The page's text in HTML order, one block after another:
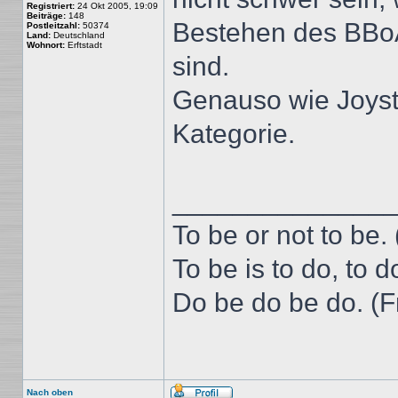
Registriert: 24 Okt 2005, 19:09
Beiträge: 148
Postleitzahl: 50374
Land: Deutschland
Wohnort: Erftstadt
Bestehen des
sind.
Genauso wie
Kategorie.
To be or not to
To be is to do, to
Do be do be do.
Nach oben